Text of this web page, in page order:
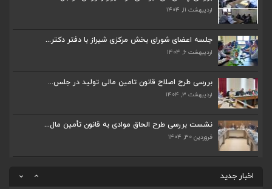
اردیبهشت ۱۱, ۱۴۰۴
جلسه اعضای شورای بخش مرکزی شیراز با دفتر دکتر...
اردیبهشت ۶, ۱۴۰۴
بررسی طرح اصلاح قانون تامین مالی تولید در جلس...
اردیبهشت ۳, ۱۴۰۴
نشست بررسی طرح الحاق موادی به قانون تأمین مال...
فروردین ۳۰, ۱۴۰۴
اخبار جدید
بررسی چالش‌های آبرسانی در شیراز و زرقان در جل...
اردیبهشت ۱۱, ۱۴۰۴
جلسه اعضای شورای بخش مرکزی شیراز با دفتر دکتر...
اردیبهشت ۶, ۱۴۰۴
پیگیری دکتر قادری و سایر نمایندگان شیراز ارتق...
ضرورت تکمیل قطعات ۷ و ۸ آزادراه شیراز به اصفه...